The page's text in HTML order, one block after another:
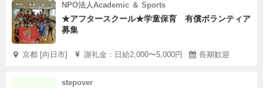
NPO法人Academic ＆ Sports
★アフタースクール★学童保育 有償ボランティア
募集
京都 [向日市] 謝礼金：日給2,000〜5,000円 長期歓迎
stepover